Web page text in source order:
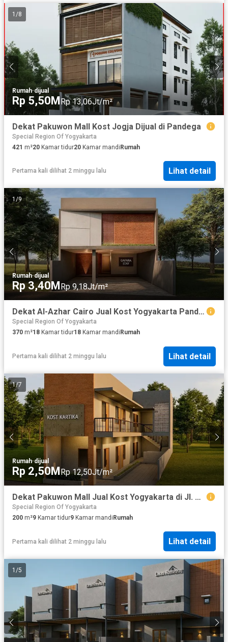
1 /8
Rumah·dijual
Rp 5,50MRp 13,06Jt/m²
Dekat Pakuwon Mall Kost Jogja Dijual di Pandega
Special Region Of Yogyakarta
421 m²20 Kamar tidur20 Kamar mandiRumah
Pertama kali dilihat 2 minggu lalu Lihat detail
1 /9
Rumah·dijual
Rp 3,40M Rp 9,18Jt/m²
Dekat Al-Azhar Cairo Jual Kost Yogyakarta Pandanaran
Special Region Of Yogyakarta
370 m²18 Kamar tidur18 Kamar mandi Rumah
Pertama kali dilihat 2 minggu lalu Lihat detail
1/7
Rumah·dijual
Rp 2,50MRp 12,50Jt/m²
Dekat Pakuwon Mall Jual Kost Yogyakarta di Jl. Kaliurang Km.9
Special Region Of Yogyakarta
200 m²9 Kamar tidur9 Kamar mandiRumah
Pertama kali dilihat 2 minggu lalu Lihat detail
1 /5